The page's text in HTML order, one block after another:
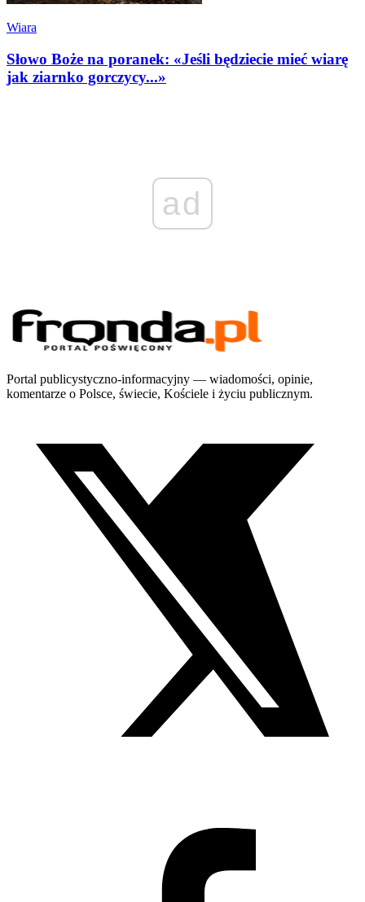
Wiara
Słowo Boże na poranek: «Jeśli będziecie mieć wiarę
jak ziarnko gorczycy...»
ad
Portal publicystyczno-informacyjny — wiadomości, opinie,
komentarze o Polsce, świecie, Kościele i życiu publicznym.